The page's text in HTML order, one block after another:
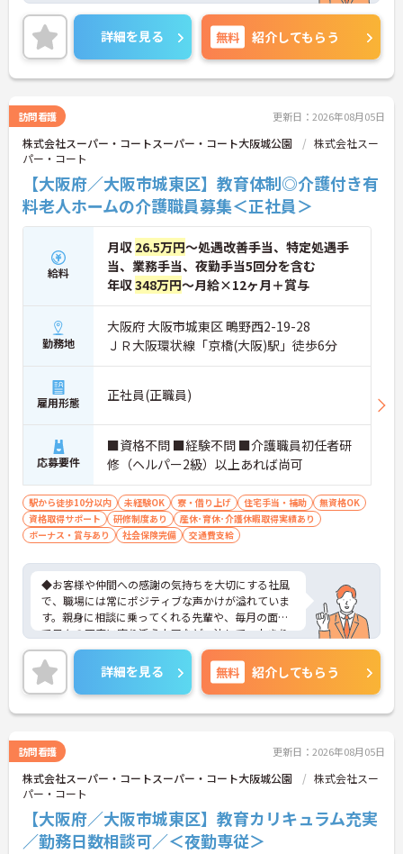
れます。
◆スタッフ同士の繋がりを大切にするため「サンク
スバッジ」という素敵な制度を導入しています。ス
マホやパソコンから、部署や施設を超えた仲間に
「ありがとう」のバッジを送り合う仕組みで、毎月
些細なことでも感謝を伝え合い、認め合えるため、
風通しが良くとてもあたたかい雰囲気の職場です。
また、「もっとこうしたら良くなるかも！」という
現場の小さなアイデアを大切にしており、入社1日
目から誰でもいくつでも提案できる「フジキャタ提
案」制度があり、毎月役員がすべての提案に目を通
します。自分の気づきが実際のサービス向上につな
がるため、やりがいを持って仕事に取り組めます。
詳細を見る 無料 紹介してもらう
訪問看護 更新日：2026年08月05日
株式会社スーパー・コートスーパー・コート大阪城公園
株式会社スー
パー・コート
【大阪府／大阪市城東区】教育体制◎介護付き有
料老人ホームの介護職員募集＜正社員＞
給料
月収 26.5万円～処遇改善手当、特定処遇手
当、業務手当、夜勤手当5回分を含む
年収348万円～月給×12ヶ月＋賞与
勤務地
大阪府 大阪市城東区 鴫野西2-19-28
ＪＲ大阪環状線「京橋(大阪)駅」徒歩6分
雇用形態 正社員(正職員)
応募要件
■資格不問 ■経験不問 ■介護職員初任者研
修（ヘルパー2級）以上あれば尚可
駅から徒歩10分以内 未経験OK 寮・借り上げ 住宅手当・補助
無資格OK
資格取得サポート
研修制度あり
産休･育休･介護休暇取得実績あり
ボーナス・賞与あり
社会保険完備 交通費支給
◆お客様や仲間への感謝の気持ちを大切にする社風
で、職場には常にポジティブな声かけが溢れていま
す。親身に相談に乗ってくれる先輩や、毎月の面談
で日々の不安に寄り添う上司など、決して一人きり
にさせないフォロー体制が万全。心理的安全性が高
く、中途入社でも自然と馴染める職場です。
◆無資格からでもプロフェッショナルを目指せる
「資格取得支援制度」を完備しています。初任者研
修から国家資格である介護福祉士まで、現場での実
けて資格取得に挑戦できます。
◆法人独自の介護技術認定制度「ケアマイスター」
により、身につけたスキルを5段階でしっかり評価
し手当で還元。さらに「目標管理シート」を用いた
月1回の上司との面談があり、一人ひとりの不安や
目標に寄り添う手厚いフォロー体制が整っていま
す。
詳細を見る 無料 紹介してもらう
訪問看護 更新日：2026年08月05日
株式会社スーパー・コートスーパー・コート大阪城公園
株式会社スー
パー・コート
【大阪府／大阪市城東区】教育カリキュラム充実
／勤務日数相談可／＜夜勤専従＞